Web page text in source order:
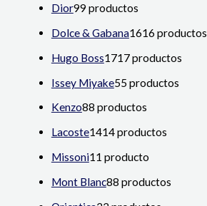
Dior99 productos
Dolce & Gabana1616 productos
Hugo Boss1717 productos
Issey Miyake55 productos
Kenzo88 productos
Lacoste1414 productos
Missoni11 producto
Mont Blanc88 productos